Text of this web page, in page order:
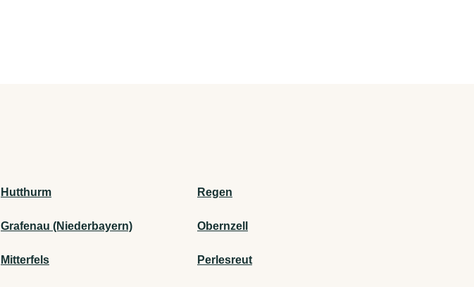
Hutthurm Regen
Grafenau (Niederbayern) Obernzell
Mitterfels Perlesreut